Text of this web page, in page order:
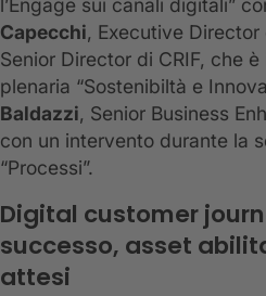
l’Engage sui canali digitali”
Capecchi, Executive Director
Senior Director di CRIF, che
plenaria “Sostenibiltà e
Baldazzi, Senior Business
con un intervento durante la
“Processi”.
Digital customer
successo, asset
attesi